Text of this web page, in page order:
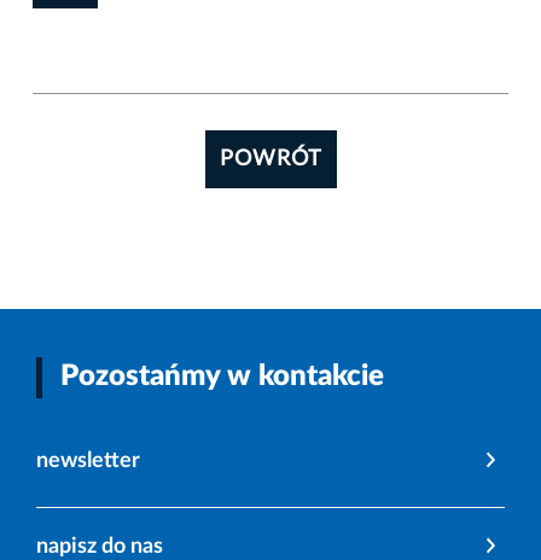
POWRÓT
Pozostańmy w kontakcie
newsletter
napisz do nas